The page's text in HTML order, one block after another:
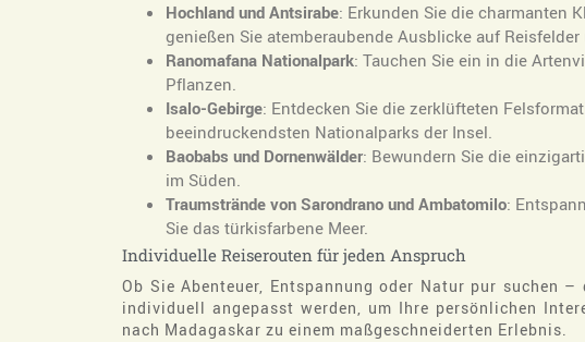
Hochland und Antsirabe: Erkunden Sie die charmanten
genießen Sie atemberaubende Ausblicke auf
Ranomafana Nationalpark: Tauchen Sie ein in die
Pflanzen​.
Isalo-Gebirge: Entdecken Sie die zerklüfteten
beeindruckendsten Nationalparks der Insel​.
Baobabs und Dornenwälder: Bewundern Sie die
im Süden​.
Traumstrände von Sarondrano und Ambatomilo:
Sie das türkisfarbene Meer​.
Individuelle Reiserouten für jeden Anspruch
Ob Sie Abenteuer, Entspannung oder Natur pur suchen
individuell angepasst werden, um Ihre persönlichen
nach Madagaskar zu einem maßgeschneiderten Erlebnis​​.